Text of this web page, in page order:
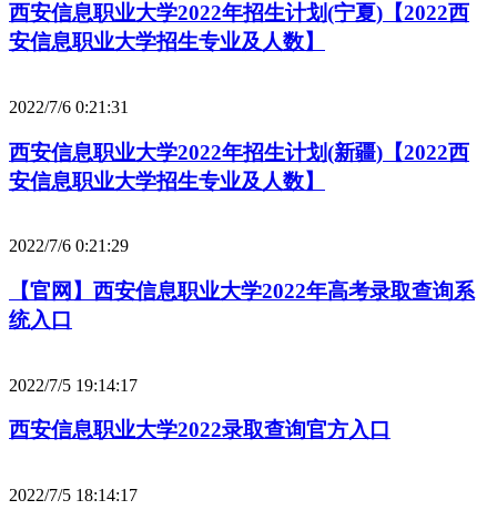
西安信息职业大学2022年招生计划(宁夏)【2022西
安信息职业大学招生专业及人数】
2022/7/6 0:21:31
西安信息职业大学2022年招生计划(新疆)【2022西
安信息职业大学招生专业及人数】
2022/7/6 0:21:29
【官网】西安信息职业大学2022年高考录取查询系
统入口
2022/7/5 19:14:17
西安信息职业大学2022录取查询官方入口
2022/7/5 18:14:17